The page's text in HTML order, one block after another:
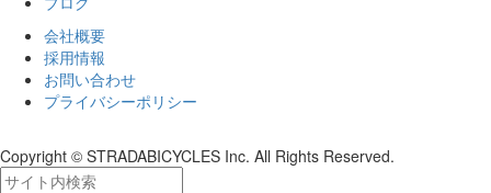
会社概要
採用情報
お問い合わせ
プライバシーポリシー
Copyright © STRADABICYCLES Inc. All Rights Reserved.